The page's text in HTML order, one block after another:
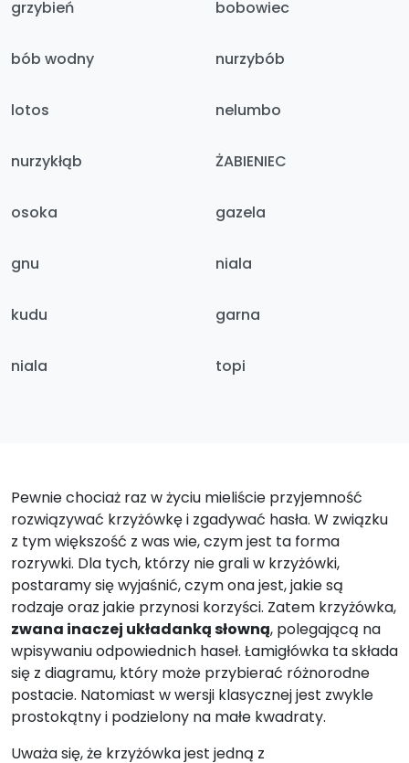
grzybień bobowiec
bób wodny nurzybób
lotos nelumbo
nurzykłąb ŻABIENIEC
osoka gazela
gnu niala
kudu garna
niala topi
Pewnie chociaż raz w życiu mieliście przyjemność
rozwiązywać krzyżówkę i zgadywać hasła. W związku
z tym większość z was wie, czym jest ta forma
rozrywki. Dla tych, którzy nie grali w krzyżówki,
postaramy się wyjaśnić, czym ona jest, jakie są
rodzaje oraz jakie przynosi korzyści. Zatem krzyżówka,
zwana inaczej układanką słowną, polegającą na
wpisywaniu odpowiednich haseł. Łamigłówka ta składa
się z diagramu, który może przybierać różnorodne
postacie. Natomiast w wersji klasycznej jest zwykle
prostokątny i podzielony na małe kwadraty.
Uważa się, że krzyżówka jest jedną z